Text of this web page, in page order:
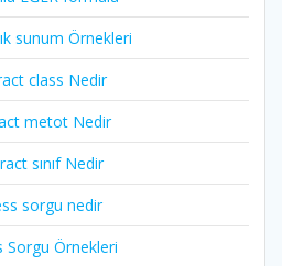
sunum Örnekleri
class Nedir
metot Nedir
sınıf Nedir
sorgu nedir
Sorgu Örnekleri